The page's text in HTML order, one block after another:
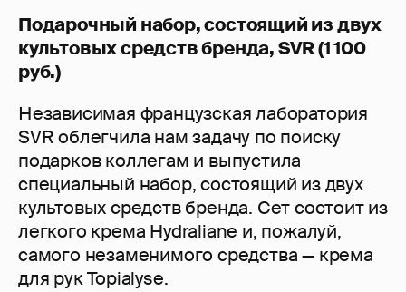
Подарочный набор, состоящий из двух
культовых средств бренда, SVR (1 100
руб.)
Независимая французская лаборатория
SVR облегчила нам задачу по поиску
подарков коллегам и выпустила
специальный набор, состоящий из двух
культовых средств бренда. Сет состоит из
легкого крема Hydraliane и, пожалуй,
самого незаменимого средства — крема
для рук Topialyse.